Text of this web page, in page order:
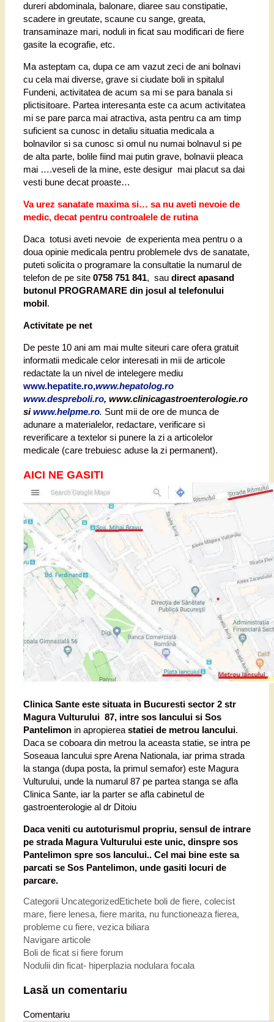
dureri abdominala, balonare, diaree sau constipatie,
scadere in greutate, scaune cu sange, greata,
transaminaze mari, noduli in ficat sau modificari de fiere
gasite la ecografie, etc.
Ma asteptam ca, dupa ce am vazut zeci de ani bolnavi
cu cela mai diverse, grave si ciudate boli in spitalul
Fundeni, activitatea de acum sa mi se para banala si
plictisitoare. Partea interesanta este ca acum activitatea
mi se pare parca mai atractiva, asta pentru ca am timp
suficient sa cunosc in detaliu situatia medicala a
bolnavilor si sa cunosc si omul nu numai bolnavul si pe
de alta parte, bolile fiind mai putin grave, bolnavii pleaca
mai ….veseli de la mine, este desigur mai placut sa dai
vesti bune decat proaste…
Va urez sanatate maxima si… sa nu aveti nevoie de
medic, decat pentru controalele de rutina
Daca totusi aveti nevoie de experienta mea pentru o a
doua opinie medicala pentru problemele dvs de sanatate,
puteti solicita o programare la consultatie la numarul de
telefon de pe site 0758 751 841, sau direct apasand
butonul PROGRAMARE din josul al telefonului
mobil.
Activitate pe net
De peste 10 ani am mai multe siteuri care ofera gratuit
informatii medicale celor interesati in mii de articole
redactate la un nivel de intelegere mediu
www.hepatite.ro,www.hepatolog.ro
www.despreboli.ro, www.clinicagastroenterologie.ro
siwww.helpme.ro. Sunt mii de ore de munca de
adunare a materialelor, redactare, verificare si
reverificare a textelor si punere la zi a articolelor
medicale (care trebuiesc aduse la zi permanent).
AICI NE GASITI
Clinica Sante este situata in Bucuresti sector 2 str
Magura Vulturului 87, intre sos Iancului si Sos
Pantelimon in apropierea statiei de metrou Iancului.
Daca se coboara din metrou la aceasta statie, se intra pe
Soseaua Iancului spre Arena Nationala, iar prima strada
la stanga (dupa posta, la primul semafor) este Magura
Vulturului, unde la numarul 87 pe partea stanga se afla
Clinica Sante, iar la parter se afla cabinetul de
gastroenterologie al dr Ditoiu
Daca veniti cu autoturismul propriu, sensul de intrare
pe strada Magura Vulturului este unic, dinspre sos
Pantelimon spre sos Iancului.. Cel mai bine este sa
parcati se Sos Pantelimon, unde gasiti locuri de
parcare.
Categorii UncategorizedEtichete boli de fiere, colecist
mare, fiere lenesa, fiere marita, nu functioneaza fierea,
probleme cu fiere, vezica biliara
Navigare articole
Boli de ficat si fiere forum
Nodulii din ficat- hiperplazia nodulara focala
Lasă un comentariu
Comentariu